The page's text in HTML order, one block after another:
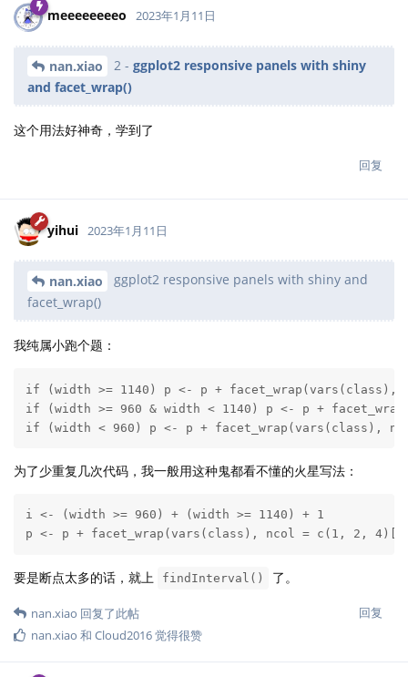
meeeeeeeeo 2023年1月11日
nan.xiao 2 - ggplot2 responsive panels with shiny
and facet_wrap()
这个用法好神奇，学到了
回复
yihui 2023年1月11日
nan.xiao
ggplot2 responsive panels with shiny and
facet_wrap()
我纯属小跑个题：
if (width >= 1140) p <- p + facet_wrap(vars(class),
if (width >= 960 & width < 1140) p <- p +
if (width < 960) p <- p + facet_wrap(vars(class),
为了少重复几次代码，我一般用这种鬼都看不懂的火星写法：
i <- (width >= 960) + (width >= 1140) + 1
p <- p + facet_wrap(vars(class), ncol = c(1, 2,
要是断点太多的话，就上 findInterval() 了。
回复
nan.xiao 回复了此帖
nan.xiao 和 Cloud2016觉得很赞